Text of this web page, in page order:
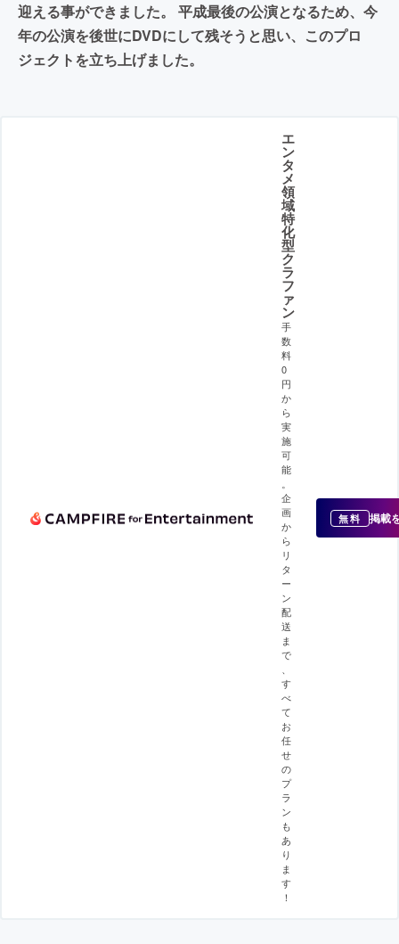
迎える事ができました。 平成最後の公演となるため、今
年の公演を後世にDVDにして残そうと思い、このプロ
ジェクトを立ち上げました。
エ
ン
タ
メ
領
域
特
化
型
ク
ラ
フ
ァ
ン
手
数
料
0
円
か
ら
実
施
可
能
。
企
画
か
ら
リ
タ
ー
ン
配
送
ま
で
、
す
べ
て
お
任
せ
の
プ
ラ
ン
も
あ
り
ま
す
！
無料 掲載